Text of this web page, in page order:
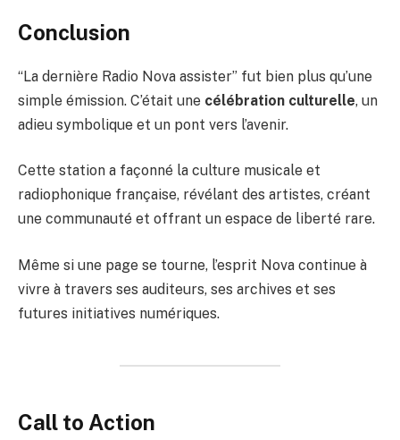
Conclusion
“La dernière Radio Nova assister” fut bien plus qu’une
simple émission. C’était une célébration culturelle, un
adieu symbolique et un pont vers l’avenir.
Cette station a façonné la culture musicale et
radiophonique française, révélant des artistes, créant
une communauté et offrant un espace de liberté rare.
Même si une page se tourne, l’esprit Nova continue à
vivre à travers ses auditeurs, ses archives et ses
futures initiatives numériques.
Call to Action